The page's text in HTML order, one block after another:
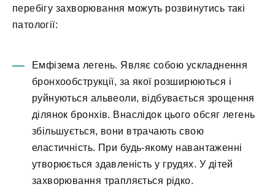
перебігу захворювання можуть розвинутись такі
патології:
Емфізема легень. Являє собою ускладнення
бронхообструкції, за якої розширюються і
руйнуються альвеоли, відбувається зрощення
ділянок бронхів. Внаслідок цього обсяг легень
збільшується, вони втрачають свою
еластичність. При будь-якому навантаженні
утворюється здавленість у грудях. У дітей
захворювання трапляється рідко.